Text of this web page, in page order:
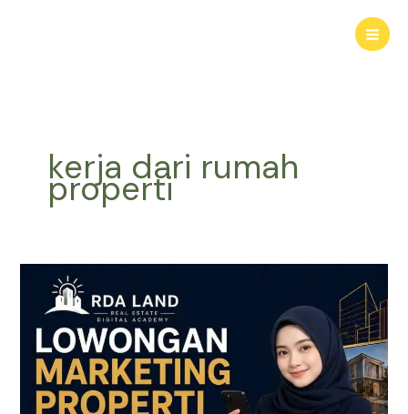
kerja dari rumah
properti
Lowongan
Marketing
Properti
Gabung
Marketing
Properti